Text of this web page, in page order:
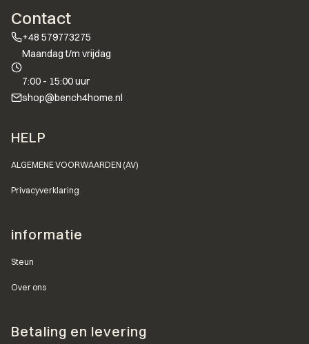
Contact
+48 579773275
Maandag t/m vrijdag
7:00 - 15:00 uur
shop@bench4home.nl
Voettekstmenu
HELP
ALGEMENE VOORWAARDEN (AV)
Privacyverklaring
informatie
Steun
Over ons
Betaling en levering